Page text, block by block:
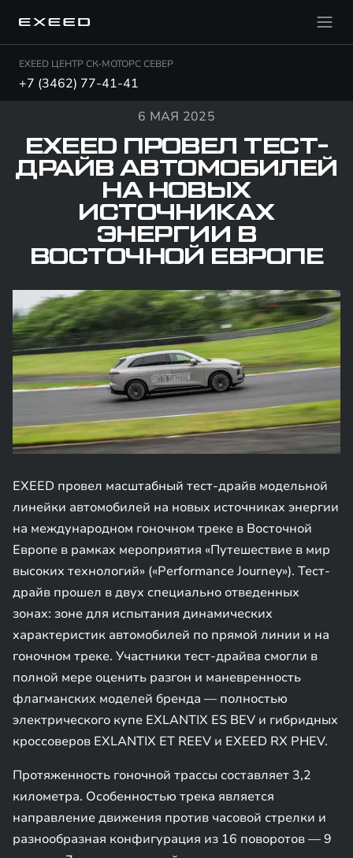
EXEED ЦЕНТР СК-МОТОРС СЕВЕР
+7 (3462) 77-41-41
6 МАЯ 2025
EXEED ПРОВЕЛ ТЕСТ-
ДРАЙВ АВТОМОБИЛЕЙ
НА НОВЫХ
ИСТОЧНИКАХ
ЭНЕРГИИ В
ВОСТОЧНОЙ ЕВРОПЕ
EXEED провел масштабный тест-драйв модельной
линейки автомобилей на новых источниках энергии
на международном гоночном треке в Восточной
Европе в рамках мероприятия «Путешествие в мир
высоких технологий» («Performance Journey»). Тест-
драйв прошел в двух специально отведенных
зонах: зоне для испытания динамических
характеристик автомобилей по прямой линии и на
гоночном треке. Участники тест-драйва смогли в
полной мере оценить разгон и маневренность
флагманских моделей бренда — полностью
электрического купе EXLANTIX ES BEV и гибридных
кроссоверов EXLANTIX ET REEV и EXEED RX PHEV.
Протяженность гоночной трассы составляет 3,2
километра. Особенностью трека является
направление движения против часовой стрелки и
разнообразная конфигурация из 16 поворотов — 9